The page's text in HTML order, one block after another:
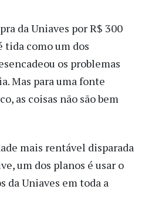
da Uniaves por R$ 300
tida como um dos
os problemas
Mas para uma fonte
as coisas não são bem
mais rentável disparada
um dos planos é usar o
da Uniaves em toda a